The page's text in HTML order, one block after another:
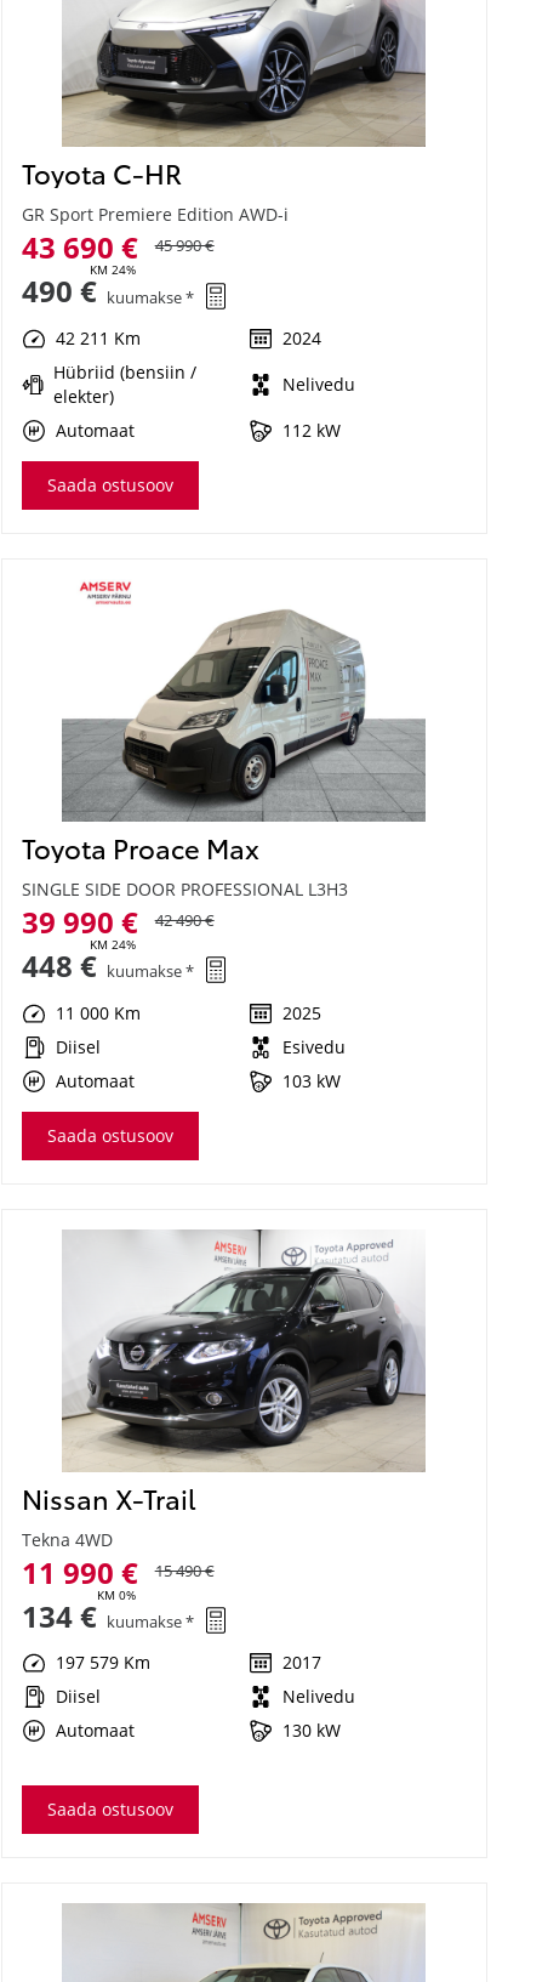
Toyota C-HR
GR Sport Premiere Edition AWD-i
43 690 €
KM 24%
45 990 €
490 € kuumakse *
42 211 Km
2024
Hübriid (bensiin /
elekter)
Nelivedu
Automaat
112 kW
Saada ostusoov
Toyota Proace Max
SINGLE SIDE DOOR PROFESSIONAL L3H3
39 990 €
KM 24%
42 490 €
448 € kuumakse *
11 000 Km
2025
Diisel
Esivedu
Automaat
103 kW
Saada ostusoov
Nissan X-Trail
Tekna 4WD
11 990 €
KM 0%
15 490 €
134 € kuumakse *
197 579 Km
2017
Diisel
Nelivedu
Automaat
130 kW
Saada ostusoov